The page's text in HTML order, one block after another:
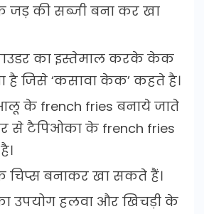
जड़ की सब्जी बना कर खा
का इस्तेमाल करके केक
है जिसे ‘कसावा केक’ कहते है।
के french fries बनाये जाते
से टैपिओका के french fries
चिप्स बनाकर खा सकते हैं।
उपयोग हलवा और खिचड़ी के